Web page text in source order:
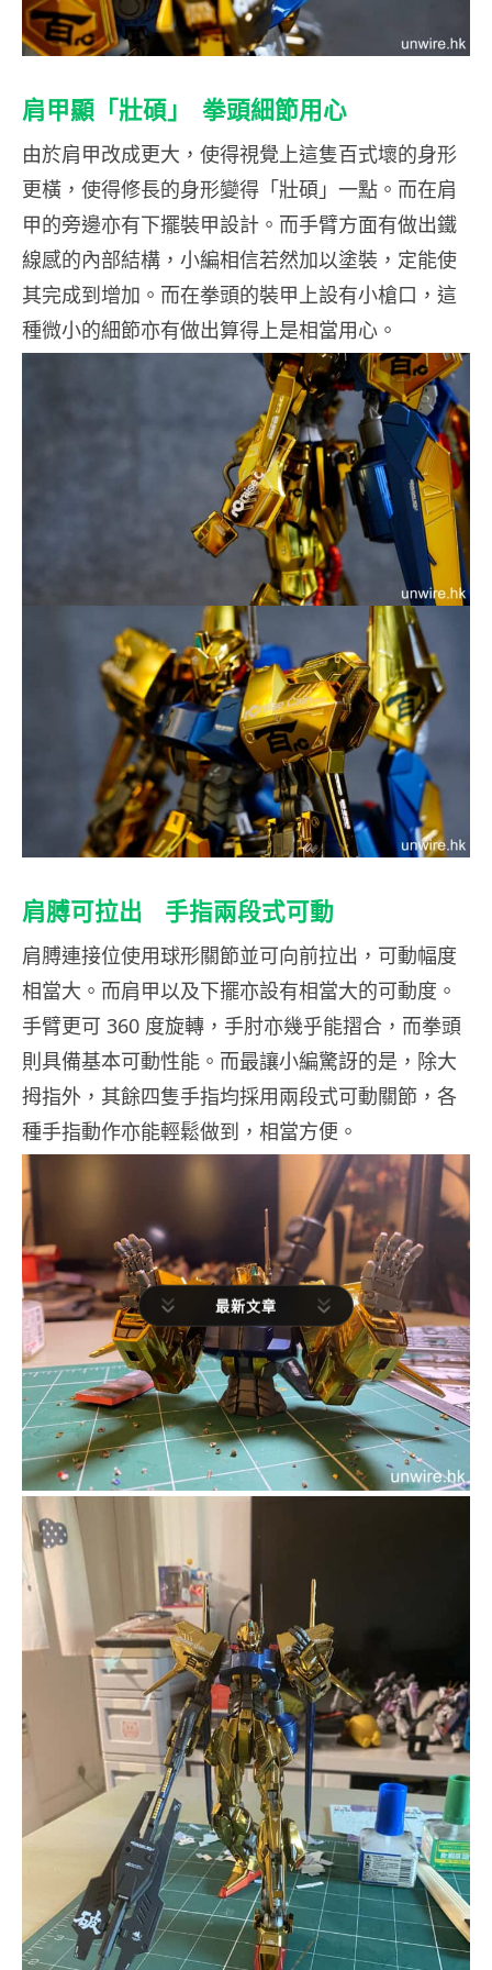
肩甲顯「壯碩」 拳頭細節用心
由於肩甲改成更大，使得視覺上這隻百式壞的身形
更橫，使得修長的身形變得「壯碩」一點。而在肩
甲的旁邊亦有下擺裝甲設計。而手臂方面有做出鐵
線感的內部結構，小編相信若然加以塗裝，定能使
其完成到增加。而在拳頭的裝甲上設有小槍口，這
種微小的細節亦有做出算得上是相當用心。
肩膊可拉出 手指兩段式可動
肩膊連接位使用球形關節並可向前拉出，可動幅度
相當大。而肩甲以及下擺亦設有相當大的可動度。
手臂更可 360 度旋轉，手肘亦幾乎能摺合，而拳頭
則具備基本可動性能。而最讓小編驚訝的是，除大
拇指外，其餘四隻手指均採用兩段式可動關節，各
種手指動作亦能輕鬆做到，相當方便。
最新文章